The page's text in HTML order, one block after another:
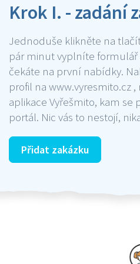
Krok I. - zadání
Jednoduše klikněte na
pár minut vyplníte formulář
čekáte na první nabídky.
profil na www.vyresmito.cz
aplikace Vyřešmito, kam se
portál. Nic vás to nestojí,
Přidat zakázku